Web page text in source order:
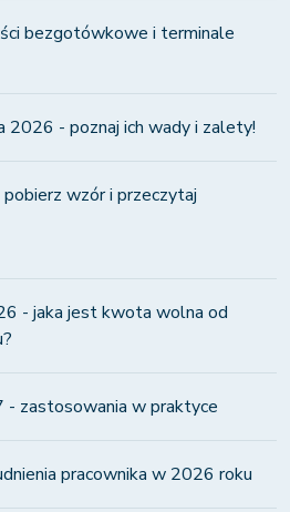
bezgotówkowe i terminale
2026 - poznaj ich wady i zalety!
wzór i przeczytaj
- jaka jest kwota wolna od
- zastosowania w praktyce
pracownika w 2026 roku